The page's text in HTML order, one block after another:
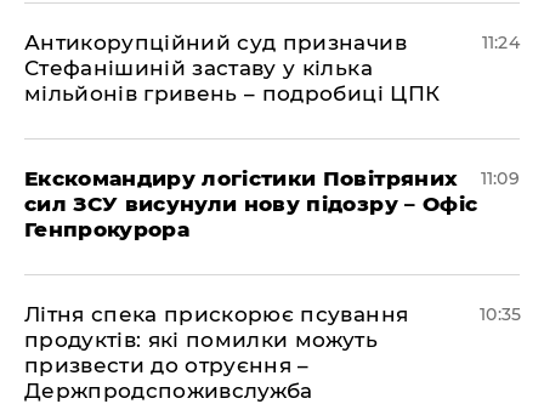
Антикорупційний суд призначив
Стефанішиній заставу у кілька
мільйонів гривень – подробиці ЦПК
11:24
Екскомандиру логістики Повітряних
сил ЗСУ висунули нову підозру – Офіс
Генпрокурора
11:09
Літня спека прискорює псування
продуктів: які помилки можуть
призвести до отруєння –
Держпродспоживслужба
10:35